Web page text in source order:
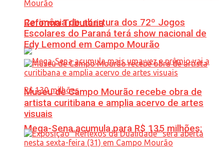
Reforma Tributária
Mega-Sena acumula para R$ 135 milhões;
Cerimônia de abertura dos 72º Jogos
Escolares do Paraná terá show nacional de
Edy Lemond em Campo Mourão
Museu de Campo Mourão recebe obra de
artista curitibana e amplia acervo de artes
visuais